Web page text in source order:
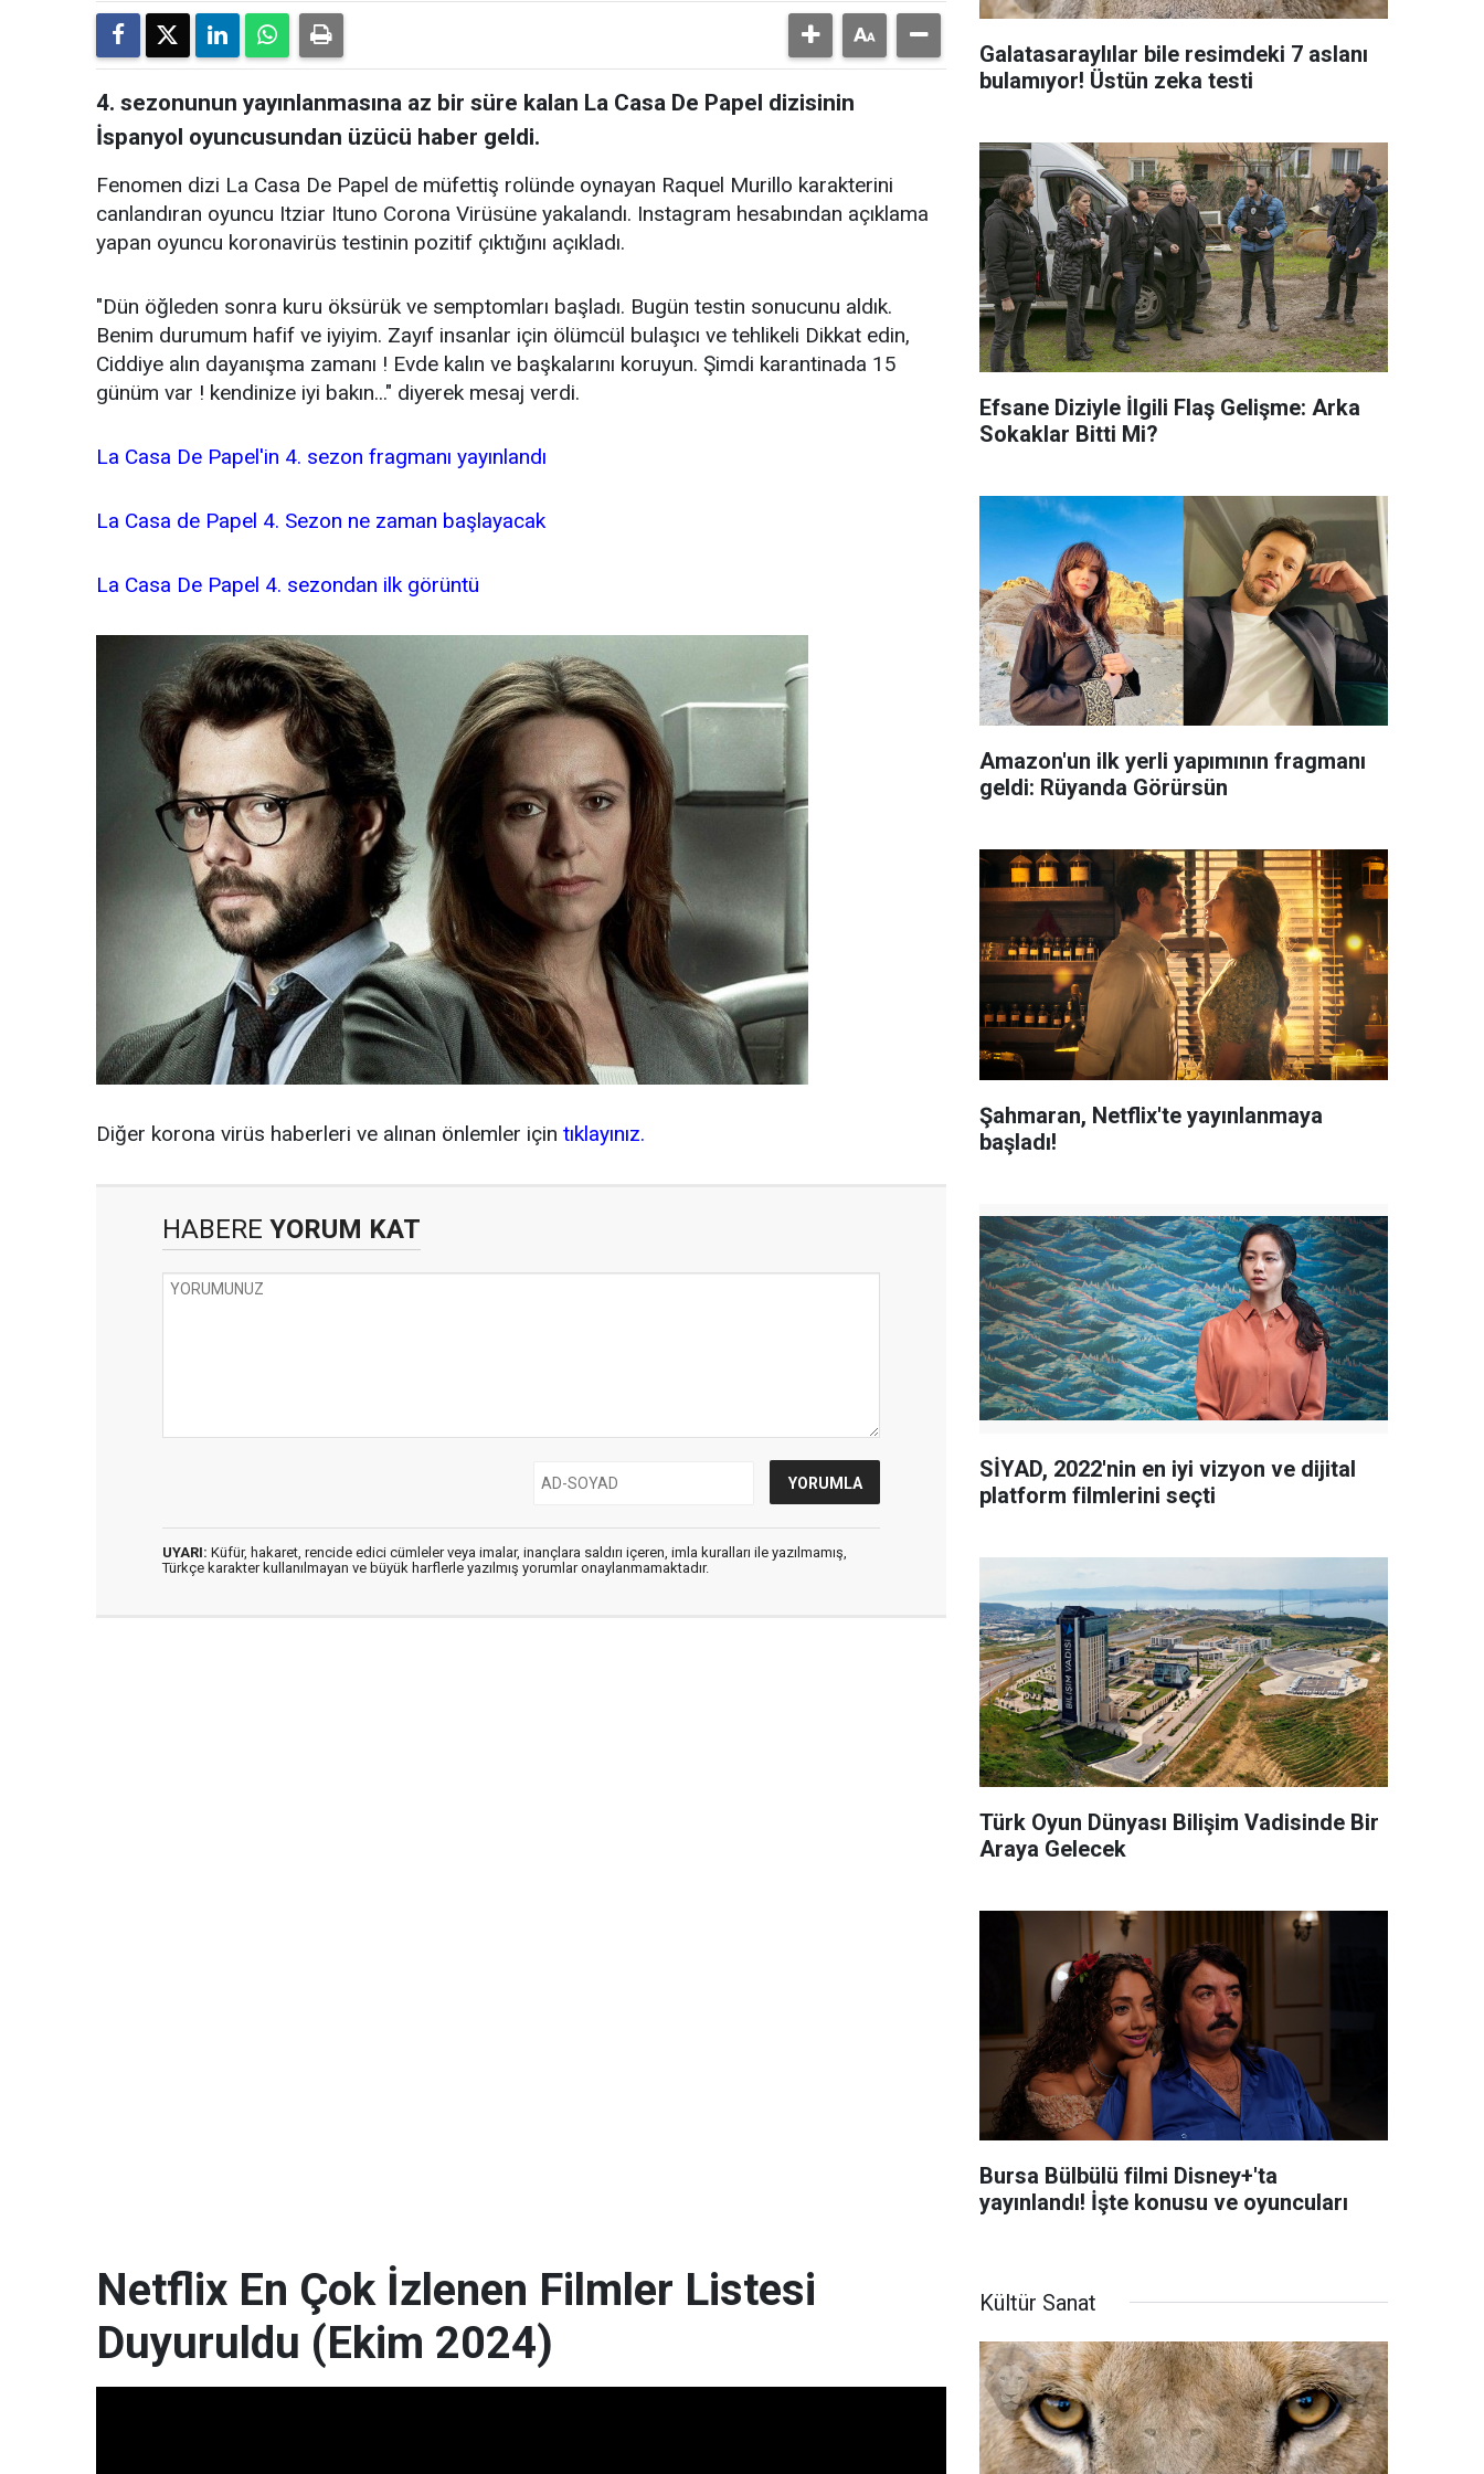
4. sezonunun yayınlanmasına az bir süre kalan La Casa De Papel dizisinin
İspanyol oyuncusundan üzücü haber geldi.
Fenomen dizi La Casa De Papel de müfettiş rolünde oynayan Raquel Murillo karakterini
canlandıran oyuncu Itziar Ituno Corona Virüsüne yakalandı. Instagram hesabından açıklama
yapan oyuncu koronavirüs testinin pozitif çıktığını açıkladı.
"Dün öğleden sonra kuru öksürük ve semptomları başladı. Bugün testin sonucunu aldık.
Benim durumum hafif ve iyiyim. Zayıf insanlar için ölümcül bulaşıcı ve tehlikeli Dikkat edin,
Ciddiye alın dayanışma zamanı ! Evde kalın ve başkalarını koruyun. Şimdi karantinada 15
günüm var ! kendinize iyi bakın..." diyerek mesaj verdi.
La Casa De Papel'in 4. sezon fragmanı yayınlandı
La Casa de Papel 4. Sezon ne zaman başlayacak
La Casa De Papel 4. sezondan ilk görüntü
Diğer korona virüs haberleri ve alınan önlemler için tıklayınız.
HABERE YORUM KAT
UYARI: Küfür, hakaret, rencide edici cümleler veya imalar, inançlara saldırı içeren, imla kuralları ile yazılmamış,
Türkçe karakter kullanılmayan ve büyük harflerle yazılmış yorumlar onaylanmamaktadır.
Galatasaraylılar bile resimdeki 7 aslanı
bulamıyor! Üstün zeka testi
Efsane Diziyle İlgili Flaş Gelişme: Arka
Sokaklar Bitti Mi?
Amazon'un ilk yerli yapımının fragmanı
geldi: Rüyanda Görürsün
Şahmaran, Netflix'te yayınlanmaya
başladı!
SİYAD, 2022'nin en iyi vizyon ve dijital
platform filmlerini seçti
Türk Oyun Dünyası Bilişim Vadisinde Bir
Araya Gelecek
Bursa Bülbülü filmi Disney+'ta
yayınlandı! İşte konusu ve oyuncuları
Netflix En Çok İzlenen Filmler Listesi
Duyuruldu (Ekim 2024)
Kültür Sanat